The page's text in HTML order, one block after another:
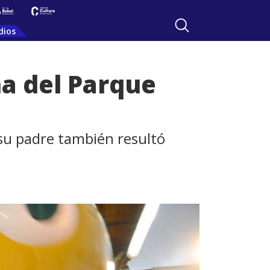
del Parque
padre también resultó